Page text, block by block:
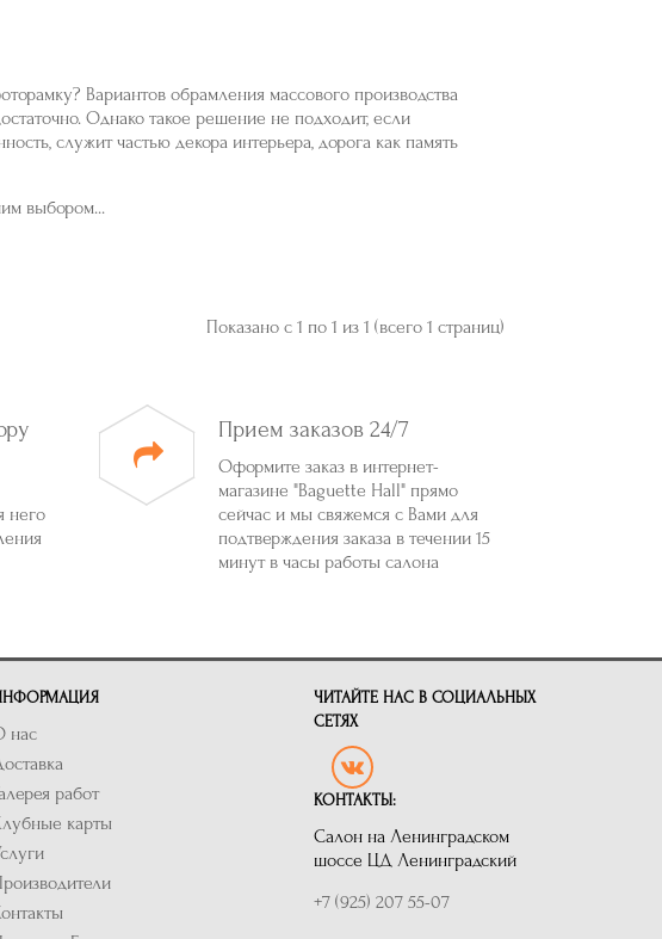
Вариантов обрамления массового производства
Однако такое решение не подходит, если
служит частью декора интерьера, дорога как память
выбором...
Показано с 1 по 1 из 1 (всего 1 страниц)
него
Прием заказов 24/7
Оформите заказ в интернет-
магазине "Baguette Hall" прямо
сейчас и мы свяжемся с Вами для
подтверждения заказа в течении 15
минут в часы работы салона
нас
работ
карты
ЧИТАЙТЕ НАС В СОЦИАЛЬНЫХ
СЕТЯХ
КОНТАКТЫ:
Салон на Ленинградском
шоссе ЦД Ленинградский
+7 (925) 207 55-07